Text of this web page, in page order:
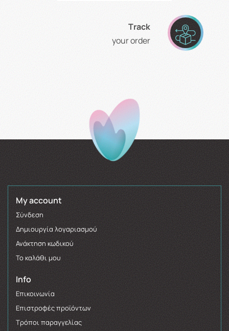
Τrack
your order
My account
Σύνδεση
Δημιουργία λογαριασμού
Ανάκτηση κωδικού
Το καλάθι μου
Info
Επικοινωνία
Επιστροφές προϊόντων
Τρόποι παραγγελίας